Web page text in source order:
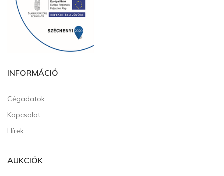
INFORMÁCIÓ
Cégadatok
Kapcsolat
Hírek
AUKCIÓK